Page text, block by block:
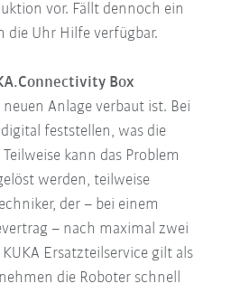
vor. Fällt dennoch ein
die Uhr Hilfe verfügbar.
Box
Anlage verbaut ist. Bei
feststellen, was die
kann das Problem
werden, teilweise
der – bei einem
– nach maximal zwei
Ersatzteilservice gilt als
die Roboter schnell